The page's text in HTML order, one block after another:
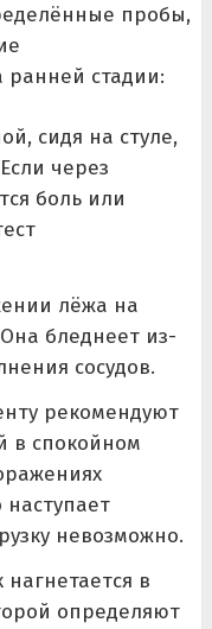
пробы,
ранней стадии:
сидя на стуле,
через
боль или
лёжа на
бледнеет из-
сосудов.
рекомендуют
в спокойном
невозможно.
нагнетается в
определяют